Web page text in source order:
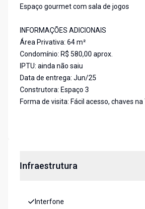
Espaço gourmet com sala de jogos
INFORMAÇÕES ADICIONAIS
Área Privativa: 64 m²
Condomínio: R$ 580,00 aprox.
IPTU: ainda não saiu
Data de entrega: Jun/25
Construtora: Espaço 3
Forma de visita: Fácil acesso, chaves na
Infraestrutura
Interfone